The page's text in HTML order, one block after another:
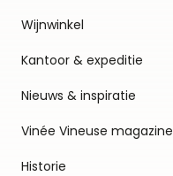
Wijnwinkel
Kantoor & expeditie
Nieuws & inspiratie
Vinée Vineuse magazine
Historie